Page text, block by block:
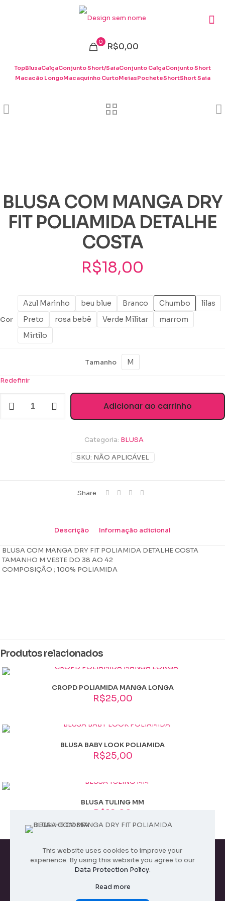
0 R$0,00
TopBlusaCalçaConjunto Short/SaiaConjunto CalçaConjunto Short
Macacão LongoMacaquinho CurtoMeiasPocheteShortShort Saia
BLUSA COM MANGA DRY
FIT POLIAMIDA DETALHE
COSTA
R$18,00
Cor
Azul Marinho beu blue Branco Chumbo
lilas
Preto
rosa bebê Verde Militar
marrom
Mirtilo
Tamanho M
Redefinir
Adicionar ao carrinho
SKU: NÃO APLICÁVEL
Categoria: BLUSA
Share
Descrição Informação adicional
BLUSA COM MANGA DRY FIT POLIAMIDA DETALHE COSTA
TAMANHO M VESTE DO 38 AO 42
COMPOSIÇÃO ; 100% POLIAMIDA
Cor
Azul Marinho, beu blue, Branco, Chumbo, lilas, Preto, rosa bebê,
Verde Militar, marrom, Mirtilo
Produtos relacionados
CROPD POLIAMIDA MANGA LONGA
R$25,00
BLUSA BABY LOOK POLIAMIDA
R$25,00
BLUSA TULING MM
R$18,00
This website uses cookies to improve your
experience. By using this website you agree to our
Data Protection Policy.
Read more